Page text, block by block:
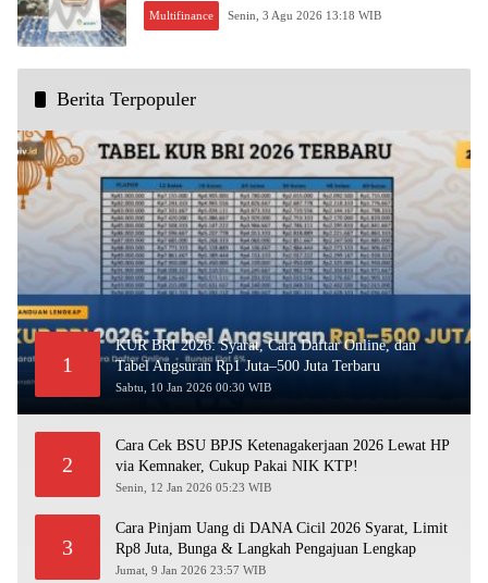
Multifinance Senin, 3 Agu 2026 13:18 WIB
Berita Terpopuler
1
KUR BRI 2026: Syarat, Cara Daftar Online, dan
Tabel Angsuran Rp1 Juta–500 Juta Terbaru
Sabtu, 10 Jan 2026 00:30 WIB
2
Cara Cek BSU BPJS Ketenagakerjaan 2026 Lewat HP
via Kemnaker, Cukup Pakai NIK KTP!
Senin, 12 Jan 2026 05:23 WIB
3
Cara Pinjam Uang di DANA Cicil 2026 Syarat, Limit
Rp8 Juta, Bunga & Langkah Pengajuan Lengkap
Jumat, 9 Jan 2026 23:57 WIB